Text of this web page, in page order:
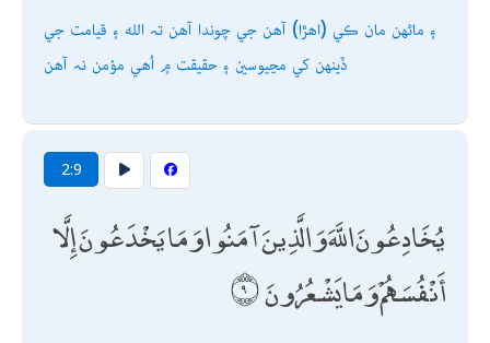
۽ ماڻھن مان ڪي (اھڙا) آھن جي چوندا آھن تہ الله ۽ قيامت جي
ڏينھن کي مڃيوسين ۽ حقيقت ۾ اُھي مؤمن نہ آھن
2:9
يُخَادِعُونَ اللَّهَ وَالَّذِينَ آمَنُوا وَمَا يَخْدَعُونَ إِلَّا
أَنْفُسَهُمْ وَمَا يَشْعُرُونَ